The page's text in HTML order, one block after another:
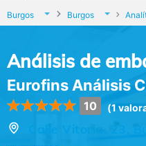
Burgos Burgos
Análisis de
Eurofins Análisis
10 (1
Calle Vitoria, 23,